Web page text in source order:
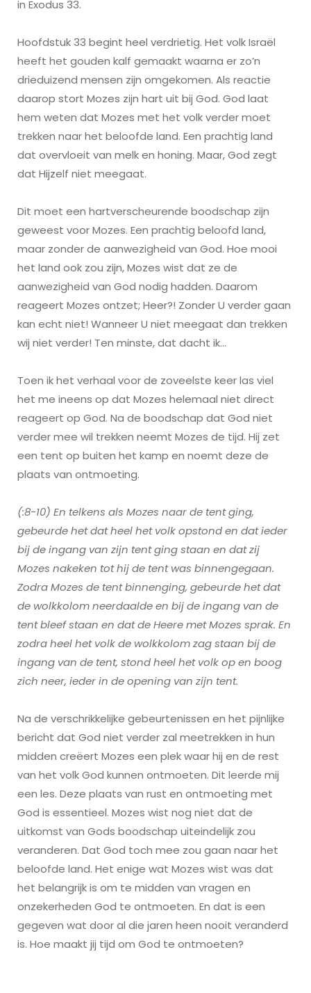
in Exodus 33.
Hoofdstuk 33 begint heel verdrietig. Het volk Israël
heeft het gouden kalf gemaakt waarna er zo’n
drieduizend mensen zijn omgekomen. Als reactie
daarop stort Mozes zijn hart uit bij God. God laat
hem weten dat Mozes met het volk verder moet
trekken naar het beloofde land. Een prachtig land
dat overvloeit van melk en honing. Maar, God zegt
dat Hijzelf niet meegaat.
Dit moet een hartverscheurende boodschap zijn
geweest voor Mozes. Een prachtig beloofd land,
maar zonder de aanwezigheid van God. Hoe mooi
het land ook zou zijn, Mozes wist dat ze de
aanwezigheid van God nodig hadden. Daarom
reageert Mozes ontzet; Heer?! Zonder U verder gaan
kan echt niet! Wanneer U niet meegaat dan trekken
wij niet verder! Ten minste, dat dacht ik…
Toen ik het verhaal voor de zoveelste keer las viel
het me ineens op dat Mozes helemaal niet direct
reageert op God. Na de boodschap dat God niet
verder mee wil trekken neemt Mozes de tijd. Hij zet
een tent op buiten het kamp en noemt deze de
plaats van ontmoeting.
(:8-10) En telkens als Mozes naar de tent ging,
gebeurde het dat heel het volk opstond en dat ieder
bij de ingang van zijn tent ging staan en dat zij
Mozes nakeken tot hij de tent was binnengegaan.
Zodra Mozes de tent binnenging, gebeurde het dat
de wolkkolom neerdaalde en bij de ingang van de
tent bleef staan en dat de Heere met Mozes sprak. En
zodra heel het volk de wolkkolom zag staan bij de
ingang van de tent, stond heel het volk op en boog
zich neer, ieder in de opening van zijn tent.
Na de verschrikkelijke gebeurtenissen en het pijnlijke
bericht dat God niet verder zal meetrekken in hun
midden creëert Mozes een plek waar hij en de rest
van het volk God kunnen ontmoeten. Dit leerde mij
een les. Deze plaats van rust en ontmoeting met
God is essentieel. Mozes wist nog niet dat de
uitkomst van Gods boodschap uiteindelijk zou
veranderen. Dat God toch mee zou gaan naar het
beloofde land. Het enige wat Mozes wist was dat
het belangrijk is om te midden van vragen en
onzekerheden God te ontmoeten. En dat is een
gegeven wat door al die jaren heen nooit veranderd
is. Hoe maakt jij tijd om God te ontmoeten?